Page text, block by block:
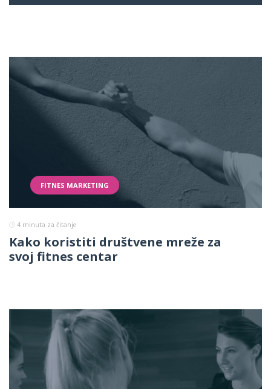
FITNES MARKETING
4 minuta za čitanje
Kako koristiti društvene mreže za
svoj fitnes centar